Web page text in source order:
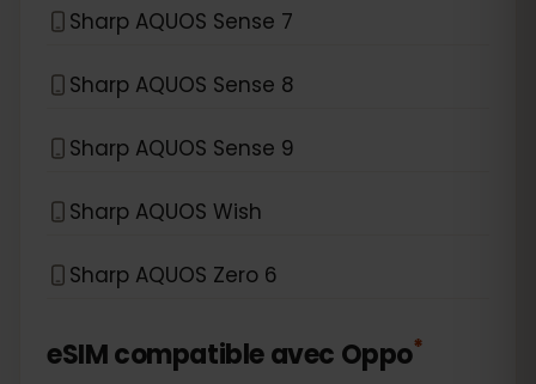
Sharp AQUOS Sense 7
Sharp AQUOS Sense 8
Sharp AQUOS Sense 9
Sharp AQUOS Wish
Sharp AQUOS Zero 6
eSIM compatible avec Oppo*